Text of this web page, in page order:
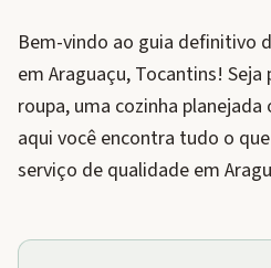
Bem-vindo ao guia definitivo
em Araguaçu, Tocantins!
roupa, uma cozinha
aqui você encontra tudo o
serviço de qualidade em